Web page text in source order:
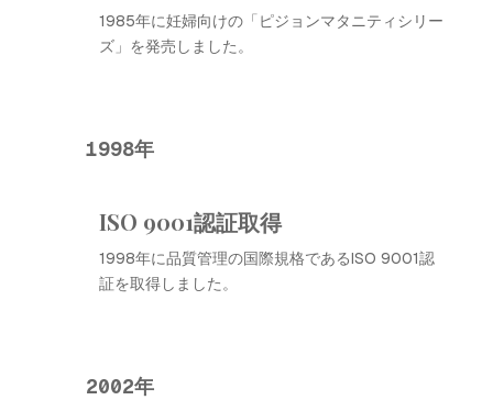
1985年に妊婦向けの「ピジョンマタニティシリー
ズ」を発売しました。
1998年
ISO 9001認証取得
1998年に品質管理の国際規格であるISO 9001認
証を取得しました。
2002年